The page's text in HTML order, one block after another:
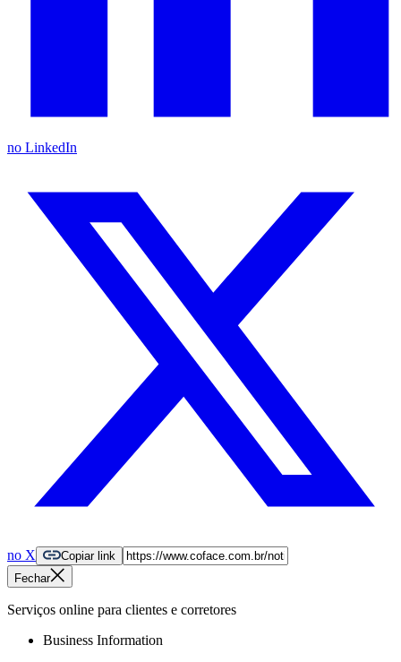
no LinkedIn
no X
Copiar link
Fechar
Serviços online para clientes e corretores
Business Information